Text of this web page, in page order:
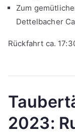
Zum
Dettelbacher
Rückfahrt ca.
2023: